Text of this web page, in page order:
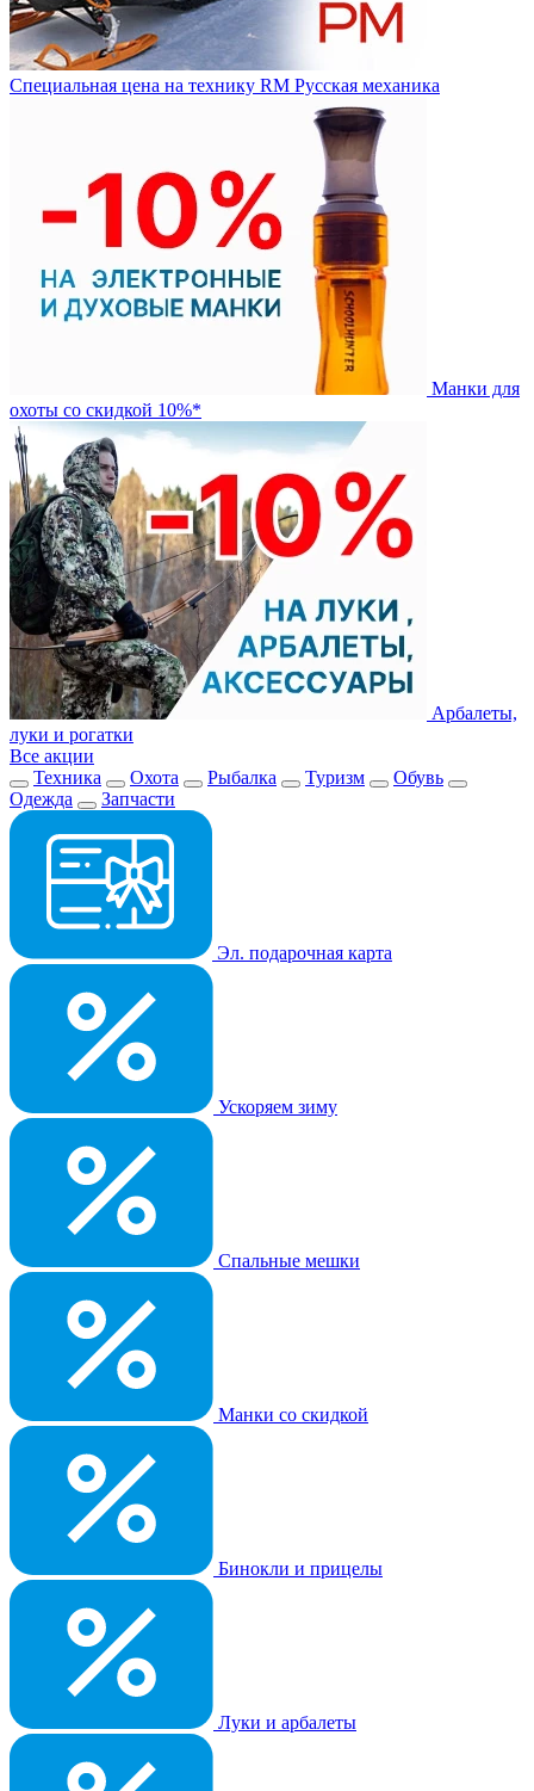
Специальная цена на технику RM Русская механика
Манки для
охоты со скидкой 10%*
Арбалеты,
луки и рогатки
Все акции
Техника
Охота Рыбалка Туризм
Обувь
Одежда
Запчасти
Эл. подарочная карта
Ускоряем зиму
Спальные мешки
Манки со скидкой
Бинокли и прицелы
Луки и арбалеты